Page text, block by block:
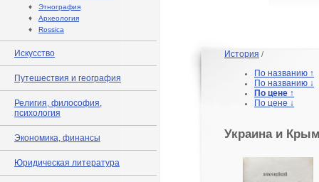
♦ Этнография
♦ Археология
♦ Rossica
Искусство
Путешествия и география
Религия, философия,
психология
Экономика, финансы
Юридическая литература
История /
По названию ↑
По названию ↓
По цене ↑
По цене ↓
Украина и